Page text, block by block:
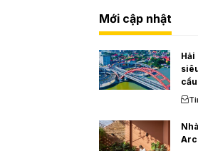
Mới cập nhật
Hải
cầu